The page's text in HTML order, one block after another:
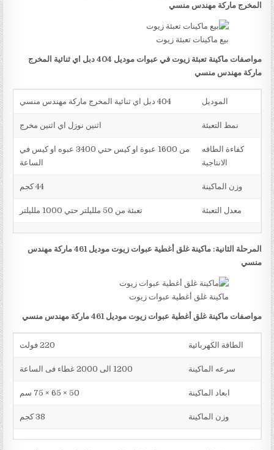
المخرج ماركة مهندس منسي
بيع ماكينات تعبئة زيوت
مواصفات ماكينة تعبئة زيوت في عبوات موديل 404 دبل اي ثنائية المخرج
ماركة مهندس منسي
الموديل 404 دبل اي ثنائية المخرج ماركة مهندس منسي
نمط التعبئة اثنين نوزل اي اثنين مخرج
كفاءة الطاقه
الانتاجية
من 1600 عبوة او كيس حتي 3400 عبوه او كيس في
الساعة
وزن الماكينة 44 كجم
معدل التعبئة تعبئة من 50 ملليلتر حتي 1000 ملليلتر
المرحلة الثانية: ماكينة غلق أغطية عبوات زيوت موديل 461 ماركة مهندس
منسي
ماكينة غلق أغطية عبوات زيوت
مواصفات ماكينة غلق أغطية عبوات زيوت موديل 461 ماركة مهندس منسي
الطاقة الكهربائية 220 فولت
سرعه الماكينة 1200 الى 2000 غطاء فى الساعة
ابعاد الماكينة 50 × 65 × 75 سم
وزن الماكينة 38 كجم